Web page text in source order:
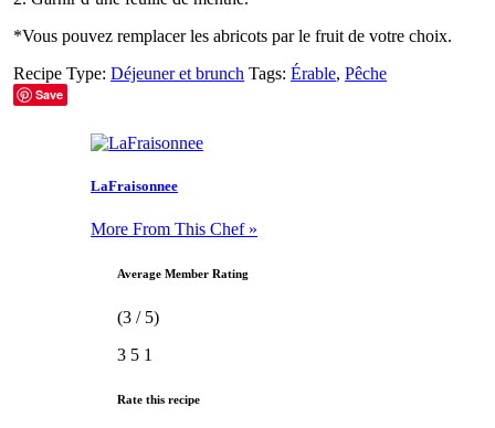
*Vous pouvez remplacer les abricots par le fruit de votre choix.
Recipe Type:Déjeuner et brunch Tags:Érable,Pêche
Save
LaFraisonnee
More From This Chef »
Average Member Rating
(3 / 5)
3 5 1
Rate this recipe